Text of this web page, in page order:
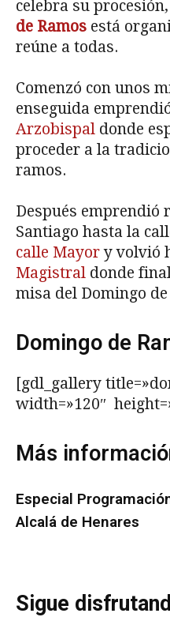
celebra su
de Ramos está
reúne a todas.
Comenzó con unos
enseguida
Arzobispal donde
proceder a la
ramos.
Después emprendió
Santiago hasta la
calle Mayory volvió
Magistral donde
misa del Domingo de
Domingo de
[gdl_gallery
width=»120″
Más
Especial
Alcalá de Henares
Sigue